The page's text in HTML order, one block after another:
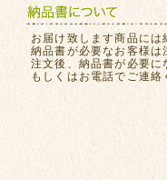
お届け致します商品には
納品書が必要なお客様は
注文後、納品書が必要に
もしくはお電話でご連絡